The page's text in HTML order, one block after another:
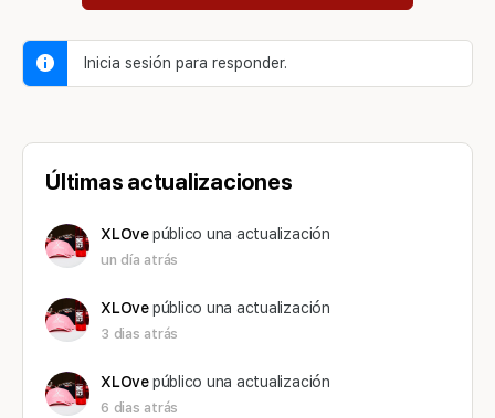
Inicia sesión para responder.
Últimas actualizaciones
XLOvepúblico una actualización
un día atrás
XLOvepúblico una actualización
3 dias atrás
XLOvepúblico una actualización
6 dias atrás